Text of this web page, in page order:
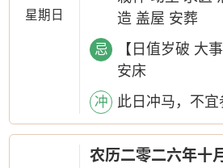
星期日
造 盖屋 安葬
忌
【日值岁破 大
安床
冲 此日冲马，不
农历二零二六年十